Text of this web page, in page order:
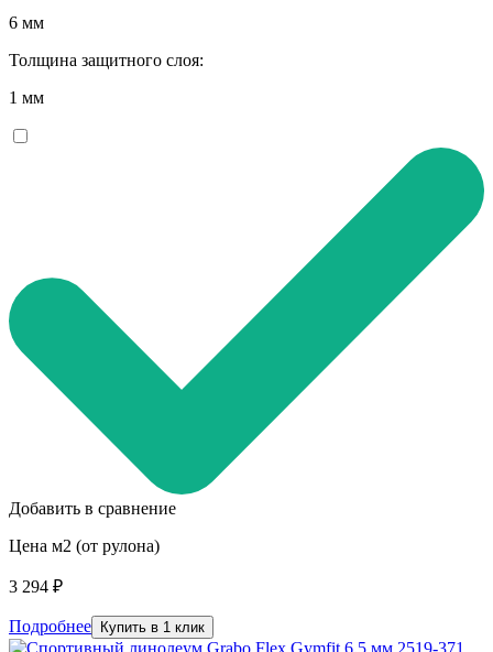
6 мм
Толщина защитного слоя:
1 мм
Добавить в сравнение
Цена м2 (от рулона)
3 294 ₽
Подробнее Купить в 1 клик